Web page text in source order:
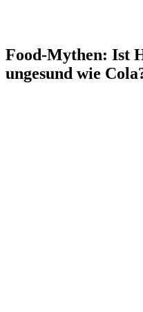
Food-Mythen: Ist
ungesund wie